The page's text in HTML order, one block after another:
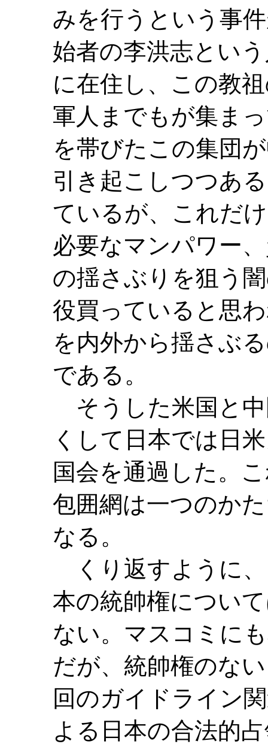
みを行うという事
始者の李洪志とい
に在住し、この教
軍人までもが集ま
を帯びたこの集団
引き起こしつつあ
ているが、これだ
必要なマンパワー
の揺さぶりを狙う
役買っていると思
を内外から揺さぶ
である。
そうした米国と
くして日本では日
国会を通過した。
包囲網は一つのか
なる。
くり返すように
本の統帥権につい
ない。マスコミに
だが、統帥権のな
回のガイドライン
よる日本の合法的